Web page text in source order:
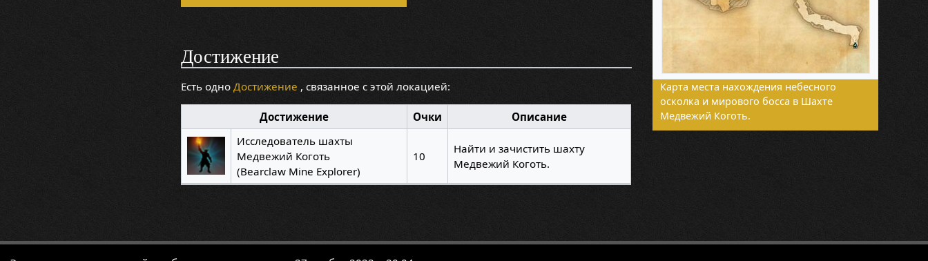
Карта места нахождения небесного
осколка и мирового босса в Шахте
Медвежий Коготь.
Достижение
Есть одноДостижение , связанное с этой локацией:
Достижение Очки
Описание
Исследователь шахты
Медвежий Коготь
(Bearclaw Mine Explorer)
10
Найти и зачистить шахту
Медвежий Коготь.